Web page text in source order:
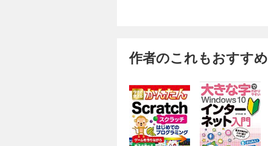
作者のこれもおすすめ